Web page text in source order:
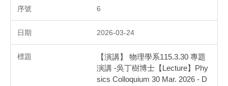
6
2026-03-24
【演講】 物理學系115.3.30 專題
演講 -吳丁樹博士【Lecture】Phy
sics Colloquium 30 Mar. 2026 - D